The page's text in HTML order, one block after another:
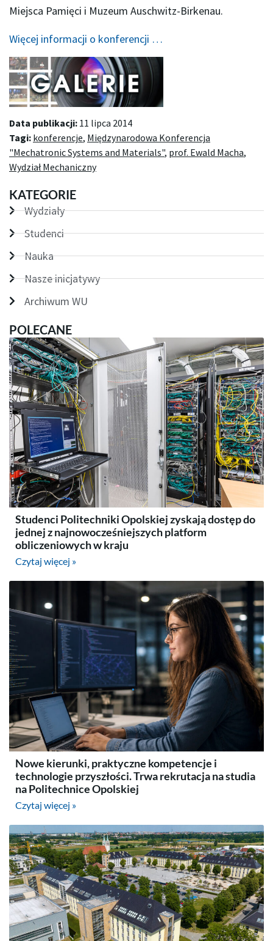
Miejsca Pamięci i Muzeum Auschwitz-Birkenau.
Więcej informacji o konferencji …
Data publikacji: 11 lipca 2014
Tagi: konferencje, Międzynarodowa Konferencja
"Mechatronic Systems and Materials", prof. Ewald Macha,
Wydział Mechaniczny
KATEGORIE
Wydziały
Studenci
Nauka
Nasze inicjatywy
Archiwum WU
POLECANE
Studenci Politechniki Opolskiej zyskają dostęp do
jednej z najnowocześniejszych platform
obliczeniowych w kraju
Czytaj więcej »
Nowe kierunki, praktyczne kompetencje i
technologie przyszłości. Trwa rekrutacja na studia
na Politechnice Opolskiej
Czytaj więcej »